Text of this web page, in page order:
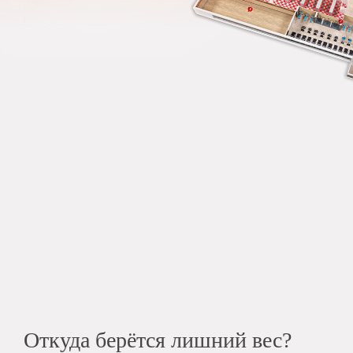
Откуда берётся лишний вес?